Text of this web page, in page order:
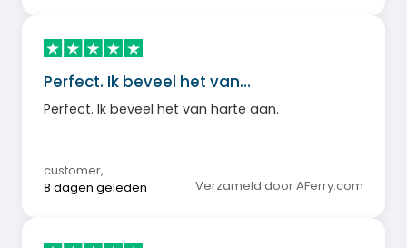
Perfect. Ik beveel het van…
Perfect. Ik beveel het van harte aan.
customer,
8 dagen geleden
Verzameld door AFerry.com